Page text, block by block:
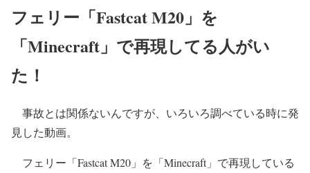
フェリー「Fastcat M20」を
「Minecraft」で再現してる人がい
た！
事故とは関係ないんですが、いろいろ調べている時に発
見した動画。
フェリー「Fastcat M20」を「Minecraft」で再現している